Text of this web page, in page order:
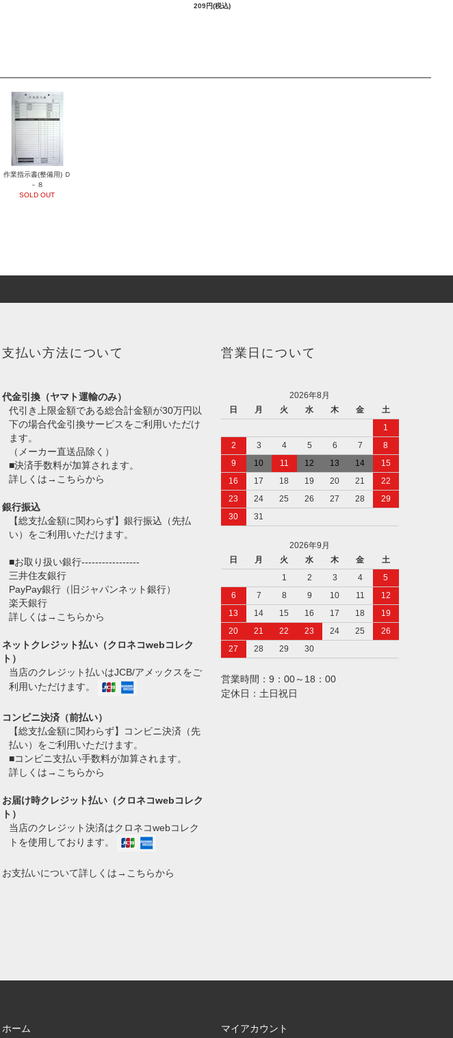
209円(税込)
作業指示書(整備用) Ｄ
－８
SOLD OUT
支払い方法について
代金引換（ヤマト運輸のみ）
代引き上限金額である総合計金額が30万円以
下の場合代金引換サービスをご利用いただけ
ます。
（メーカー直送品除く）
■決済手数料が加算されます。
詳しくは→ こちらから
銀行振込
【総支払金額に関わらず】銀行振込（先払
い）をご利用いただけます。
■お取り扱い銀行-----------------
三井住友銀行
PayPay銀行（旧ジャパンネット銀行）
楽天銀行
詳しくは→ こちらから
ネットクレジット払い（クロネコwebコレク
ト）
当店のクレジット払いはJCB/アメックスをご
利用いただけます。
コンビニ決済（前払い）
【総支払金額に関わらず】コンビニ決済（先
払い）をご利用いただけます。
■コンビニ支払い手数料が加算されます。
詳しくは→ こちらから
お届け時クレジット払い（クロネコwebコレク
ト）
当店のクレジット決済はクロネコwebコレク
トを使用しております。
お支払いについて詳しくは→ こちらから
営業日について
2026年8月
日
月 火 水 木 金
土
1
2
3 4 5 6 7
8
9
10 11 12 13 14
15
16
17 18 19 20 21
22
23
24 25 26 27 28
29
30
31
2026年9月
日
月 火 水 木 金
土
1
2 3 4
5
6
7 8 9 10 11
12
13
14 15 16 17 18
19
20
21 22 23 24 25
26
27
28 29 30
営業時間：9：00～18：00
定休日：土日祝日
ホーム マイアカウント